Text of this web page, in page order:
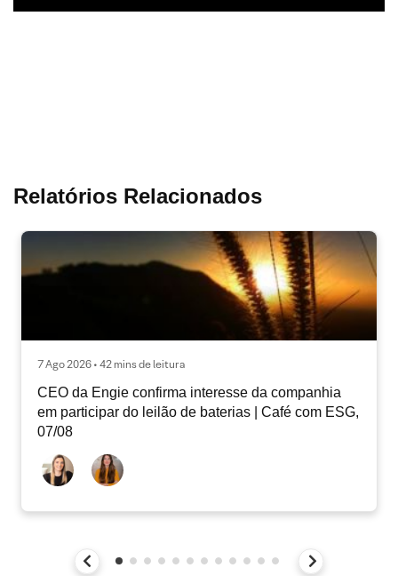
Relatórios Relacionados
7 Ago 2026 • 42 mins de leitura
CEO da Engie confirma interesse da companhia
em participar do leilão de baterias | Café com ESG,
07/08